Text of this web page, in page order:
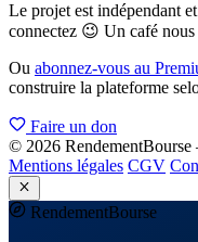
Le projet est indépendant
connectez 😉 Un café
Ou abonnez-vous au
construire la plateforme
Faire un don
© 2026
Mentions légales CGV
RendementBourse